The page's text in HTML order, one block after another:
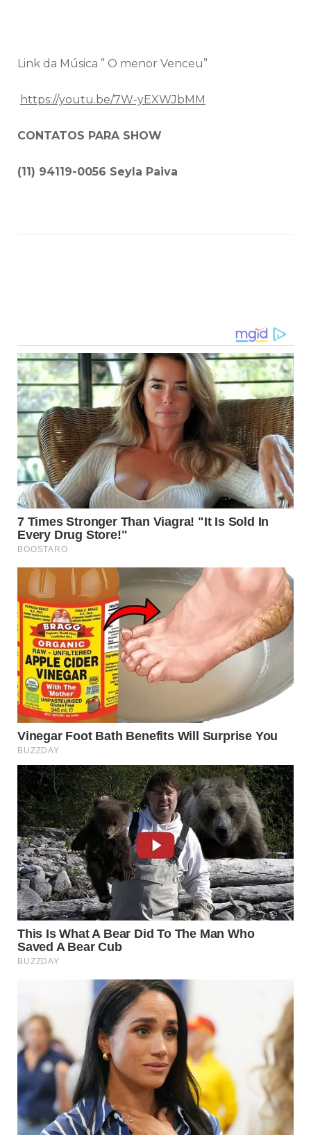
Link da Música ” O menor Venceu”
https://youtu.be/7W-yEXWJbMM
CONTATOS PARA SHOW
(11) 94119-0056 Seyla Paiva
de
post